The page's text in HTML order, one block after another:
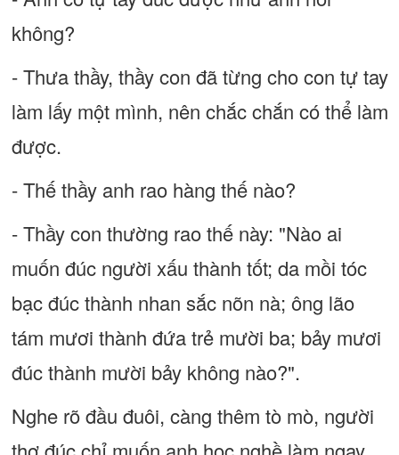
không?
- Thưa thầy, thầy con đã từng cho con tự tay
làm lấy một mình, nên chắc chắn có thể làm
được.
- Thế thầy anh rao hàng thế nào?
- Thầy con thường rao thế này: "Nào ai
muốn đúc người xấu thành tốt; da mồi tóc
bạc đúc thành nhan sắc nõn nà; ông lão
tám mươi thành đứa trẻ mười ba; bảy mươi
đúc thành mười bảy không nào?".
Nghe rõ đầu đuôi, càng thêm tò mò, người